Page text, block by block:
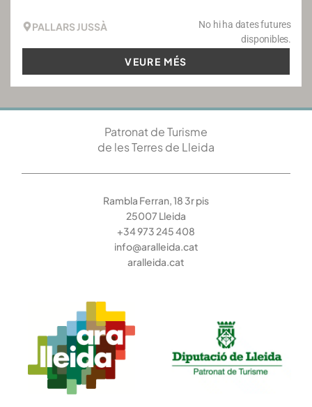
PALLARS JUSSÀ
No hi ha dates futures
disponibles.
VEURE MÉS
Patronat de Turisme
de les Terres de Lleida
Rambla Ferran, 18 3r pis
25007 Lleida
+34 973 245 408
info@aralleida.cat
aralleida.cat